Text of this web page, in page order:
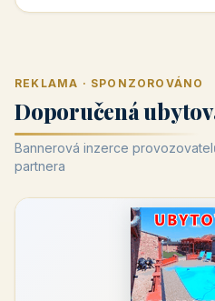
REKLAMA · SPONZOROVÁNO
Doporučená
Bannerová inzerce
partnera